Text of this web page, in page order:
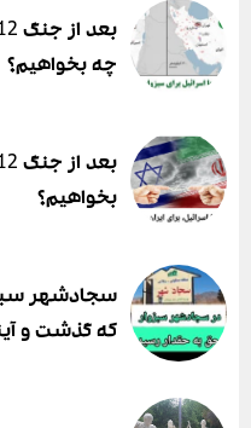
چه بخواهیم؟
بخواهیم؟
سجادشهر
که گذشت و